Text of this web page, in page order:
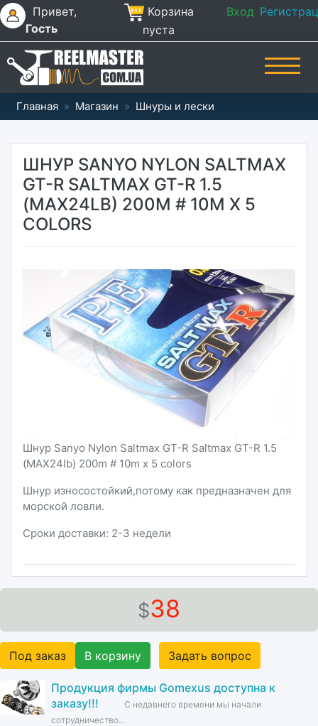
Привет,
Гость
Корзина
пуста
Вход
Главная » Магазин » Шнуры и лески
$38
Под заказ В корзину Задать вопрос
Продукция фирмы Gomexus доступна к
заказу!!!
С недавнего времени мы начали
сотрудничество...
ШНУР SANYO NYLON SALTMAX
GT-R SALTMAX GT-R 1.5
(MAX24LB) 200M # 10M X 5
COLORS
Шнур Sanyo Nylon Saltmax GT-R Saltmax GT-R 1.5
(MAX24lb) 200m # 10m x 5 colors
Шнур износостойкий,потому как предназначен для
морской ловли.
Сроки доставки: 2-3 недели